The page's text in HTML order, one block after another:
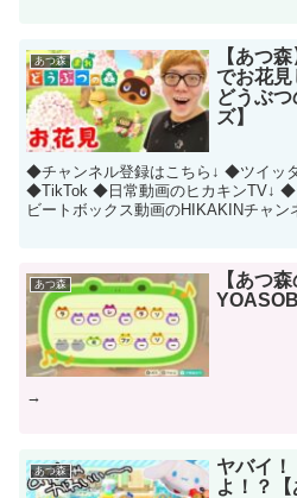
あつ森
【あつ
でお花
どうぶ
ズ】
◆チャンネル登録はこちら↓ ◆ツイッ
◆TikTok ◆日常動画のヒカキンTV↓
ビートボックス動画のHIKAKINチャ
あつ森
【あつ
YOASOBI
→
あつ森
ヤバイ
よ！？【